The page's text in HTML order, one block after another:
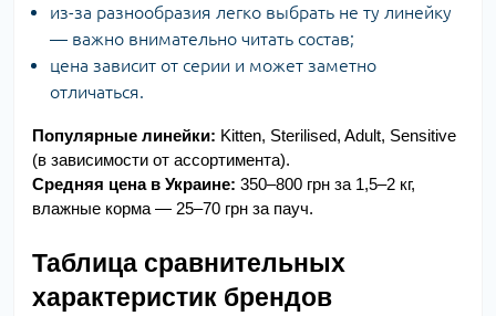
из-за разнообразия легко выбрать не ту линейку
— важно внимательно читать состав;
цена зависит от серии и может заметно
отличаться.
Популярные линейки: Kitten, Sterilised, Adult, Sensitive
(в зависимости от ассортимента).
Средняя цена в Украине: 350–800 грн за 1,5–2 кг,
влажные корма — 25–70 грн за пауч.
Таблица сравнительных
характеристик брендов